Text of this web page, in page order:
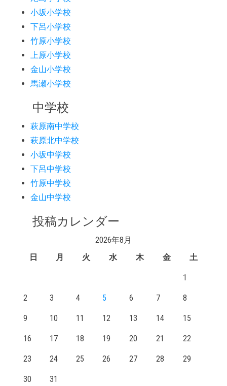
小坂小学校
下呂小学校
竹原小学校
上原小学校
金山小学校
馬瀬小学校
中学校
萩原南中学校
萩原北中学校
小坂中学校
下呂中学校
竹原中学校
金山中学校
投稿カレンダー
2026年8月
日
月 火 水 木 金 土
1
2 3 4 5 6 7 8
9 10 11 12 13 14 15
16 17 18 19 20 21 22
23 24 25 26 27 28 29
30 31